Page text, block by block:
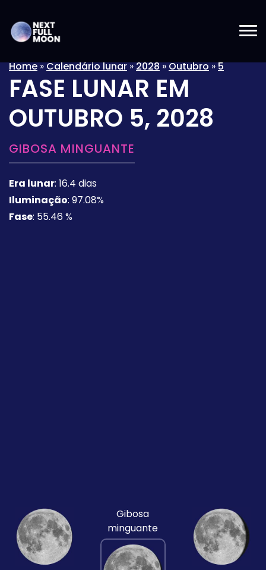
Home»Calendário lunar»2028»Outubro»5
FASE LUNAR EM
OUTUBRO 5, 2028
GIBOSA MINGUANTE
Era lunar: 16.4 dias
Iluminação: 97.08%
Fase: 55.46 %
Gibosa
minguante